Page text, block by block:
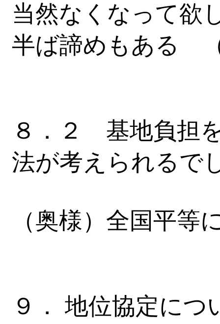
当然なくなって
半ば諦めもある
８．２ 基地負担
法が考えられるで
（奥様）全国平等
９． 地位協定に